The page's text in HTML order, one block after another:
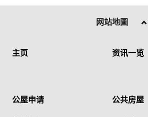
网站地圖
主页 资讯一览
公屋申请 公共房屋